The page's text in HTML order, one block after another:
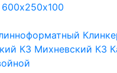
600х250х100
КЗ Михневский КЗ